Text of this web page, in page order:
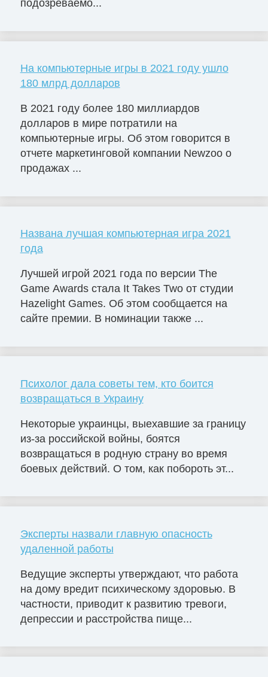
подозреваемо...
На компьютерные игры в 2021 году ушло
180 млрд долларов
В 2021 году более 180 миллиардов
долларов в мире потратили на
компьютерные игры. Об этом говорится в
отчете маркетинговой компании Newzoo о
продажах ...
Названа лучшая компьютерная игра 2021
года
Лучшей игрой 2021 года по версии The
Game Awards стала It Takes Two от студии
Hazelight Games. Об этом сообщается на
сайте премии. В номинации также ...
Психолог дала советы тем, кто боится
возвращаться в Украину
Некоторые украинцы, выехавшие за границу
из-за российской войны, боятся
возвращаться в родную страну во время
боевых действий. О том, как побороть эт...
Эксперты назвали главную опасность
удаленной работы
Ведущие эксперты утверждают, что работа
на дому вредит психическому здоровью. В
частности, приводит к развитию тревоги,
депрессии и расстройства пище...